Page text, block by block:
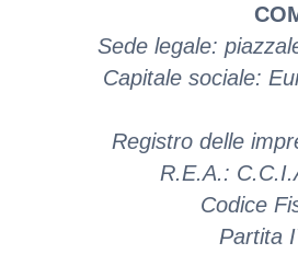
Sede legale:
Capitale sociale:
Registro delle
R.E.A.:
Codice
Partita